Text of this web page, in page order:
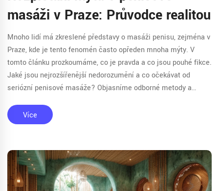
masáži v Praze: Průvodce realitou
Mnoho lidí má zkreslené představy o masáži penisu, zejména v
Praze, kde je tento fenomén často opředen mnoha mýty. V
tomto článku prozkoumáme, co je pravda a co jsou pouhé fikce.
Jaké jsou nejrozšířenější nedorozumění a co očekávat od
seriózní penisové masáže? Objasníme odborné metody a
specifickém poli wellness služeb.
Více